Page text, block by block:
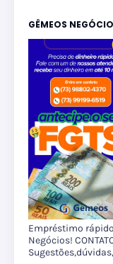
GÊMEOS
Empréstimo
Negócios!